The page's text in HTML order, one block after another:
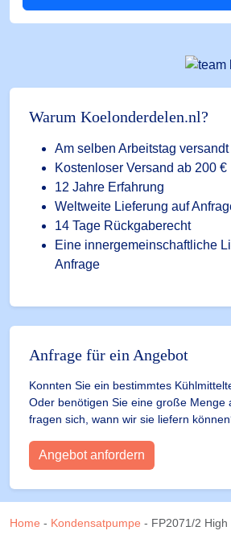
2
Warum Koelonderdelen.nl?
Am selben Arbeitstag versandt
Kostenloser Versand ab 200 €
12 Jahre Erfahrung
Weltweite Lieferung auf
14 Tage Rückgaberecht
Eine innergemeinschaftliche
Anfrage
Anfrage für ein Angebot
Konnten Sie ein bestimmtes
Oder benötigen Sie eine große Menge
fragen sich, wann wir sie liefern
Angebot anfordern
Home - Kondensatpumpe - FP2071/2